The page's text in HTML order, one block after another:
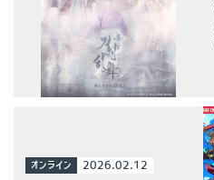
オンライン 2026.02.12